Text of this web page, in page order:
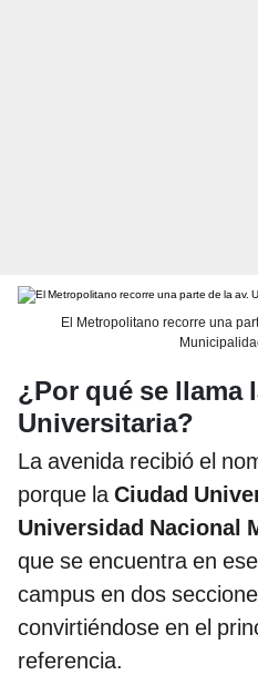
El Metropolitano recorre una
¿Por qué se llama
Universitaria?
La avenida recibió el
porque laCiudad
Universidad Nacional
que se encuentra en
campus en dos
convirtiéndose en el
referencia.